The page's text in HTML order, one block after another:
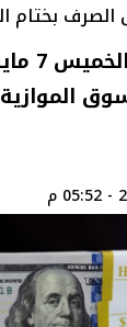
بختام